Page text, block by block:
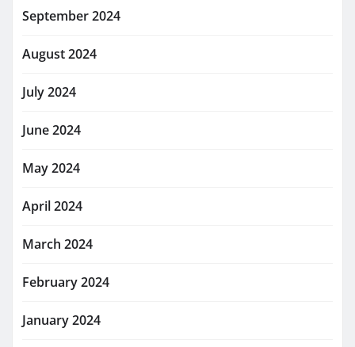
September 2024
August 2024
July 2024
June 2024
May 2024
April 2024
March 2024
February 2024
January 2024